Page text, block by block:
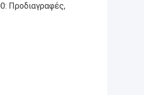
Προδιαγραφές,